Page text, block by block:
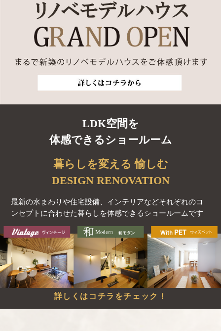
LDK空間を
体感できるショールーム
暮らしを変える 愉しむ
DESIGN RENOVATION
最新の水まわりや住宅設備、インテリアなどそれぞれのコ
ンセプトに合わせた暮らしを体感できるショールームです
詳しくはコチラをチェック！